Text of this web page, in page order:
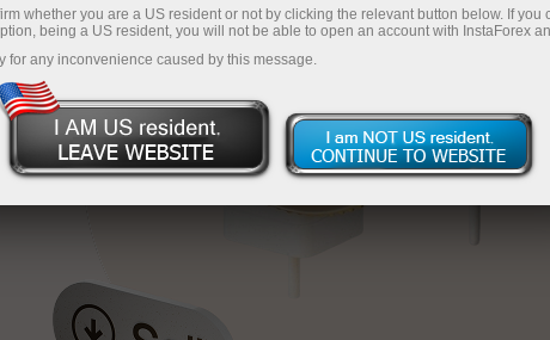
whether you are a US resident or not by clicking the relevant button below. If you
being a US resident, you will not be able to open an account with InstaForex
for any inconvenience caused by this message.